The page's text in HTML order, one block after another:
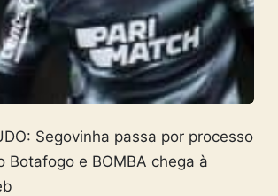
Segovinha passa por processo
Botafogo e BOMBA chega à